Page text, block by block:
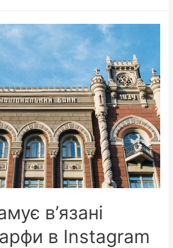
в’язані
в Instagram